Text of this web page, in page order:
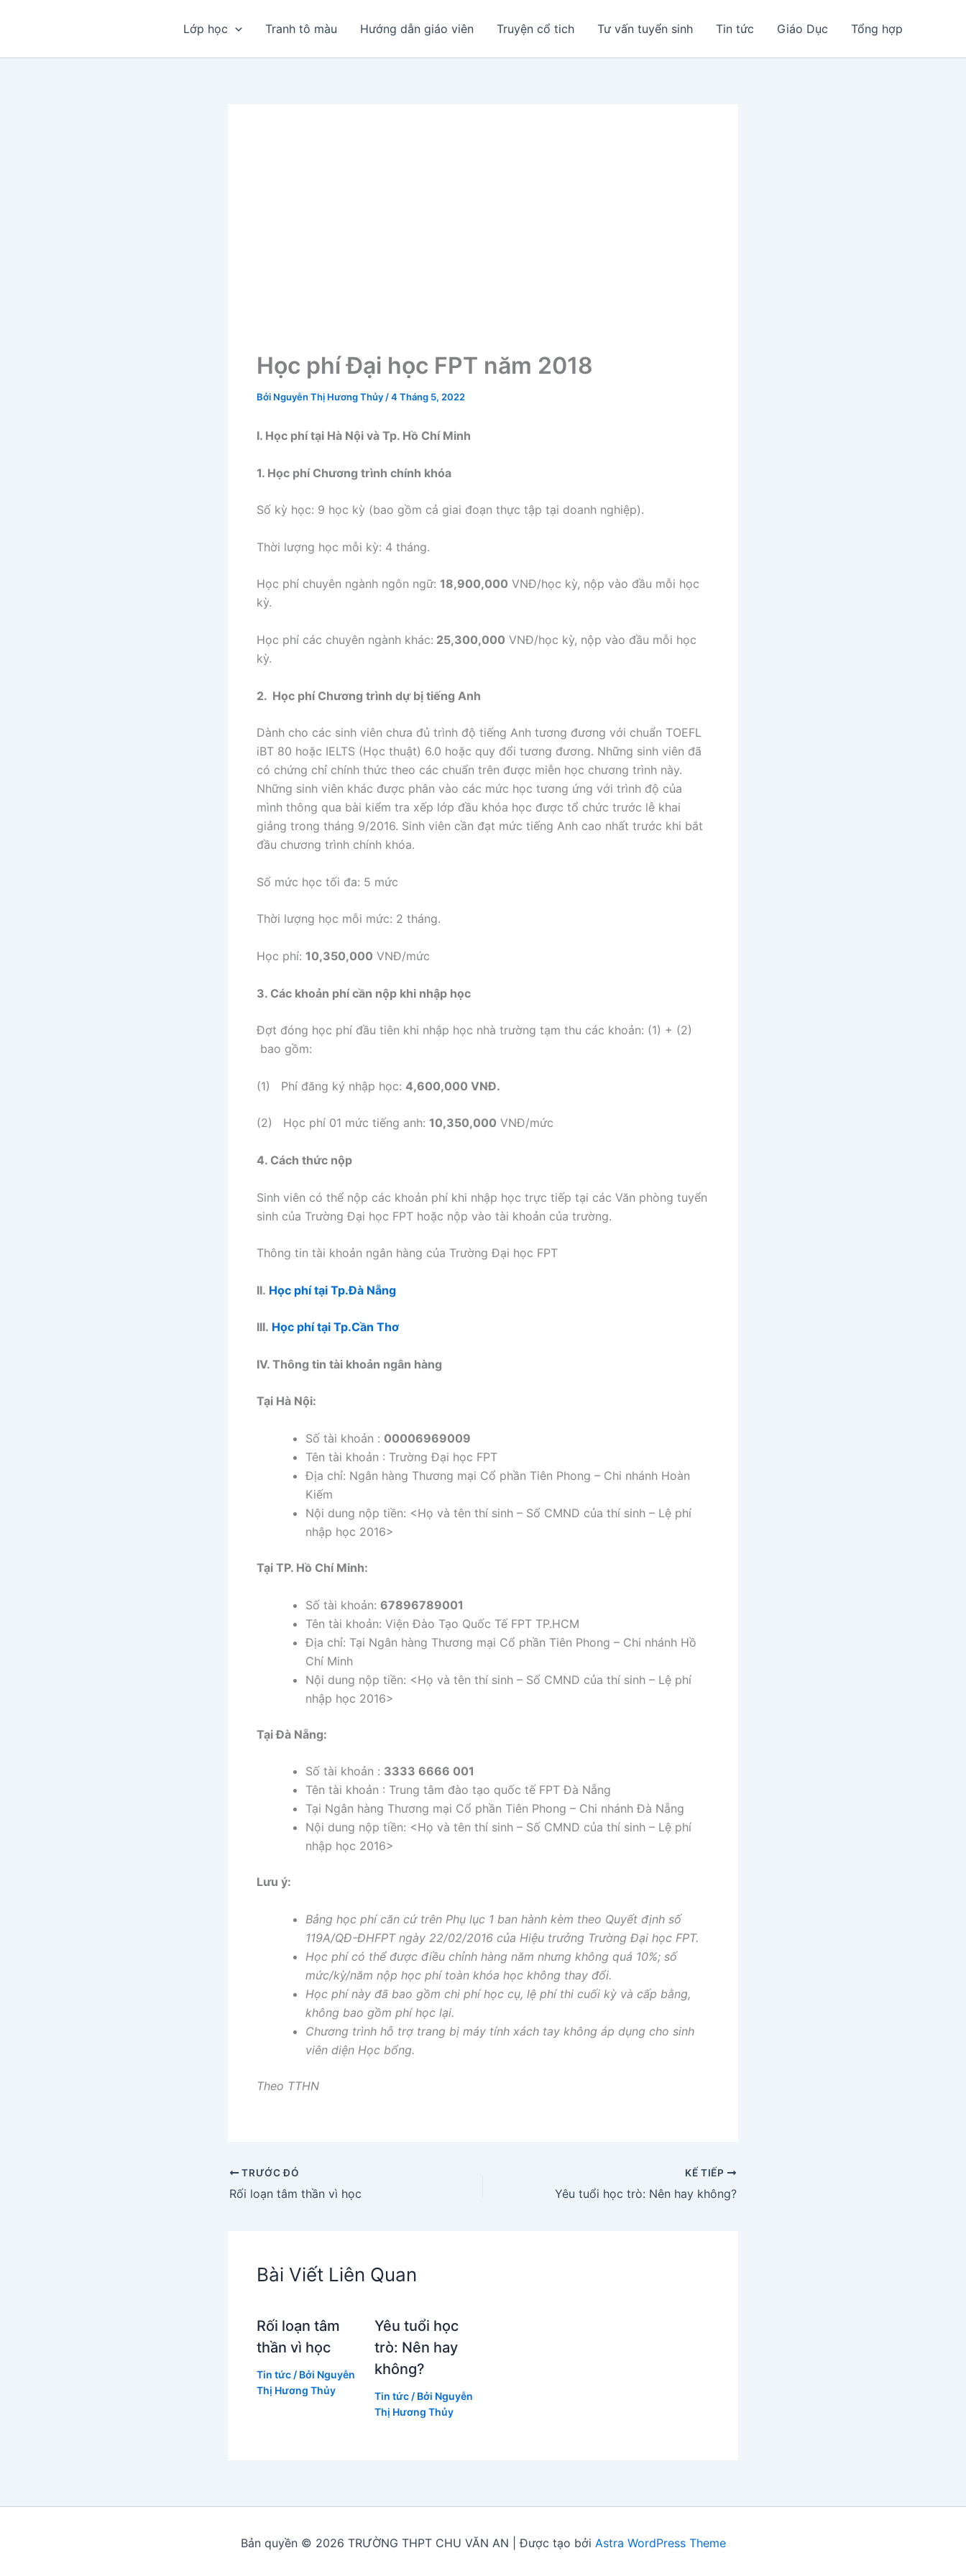
Lớp học Tranh tô màu Hướng dẫn giáo viên Truyện cổ tich Tư vấn tuyển sinh Tin tức Giáo Dục Tổng hợp
Học phí Đại học FPT năm 2018
Bởi Nguyễn Thị Hương Thủy /4 Tháng 5, 2022
I. Học phí tại Hà Nội và Tp. Hồ Chí Minh
1. Học phí Chương trình chính khóa
Số kỳ học: 9 học kỳ (bao gồm cả giai đoạn thực tập tại doanh nghiệp).
Thời lượng học mỗi kỳ: 4 tháng.
Học phí chuyên ngành ngôn ngữ: 18,900,000 VNĐ/học kỳ, nộp vào đầu mỗi học
kỳ.
Học phí các chuyên ngành khác: 25,300,000 VNĐ/học kỳ, nộp vào đầu mỗi học
kỳ.
2. Học phí Chương trình dự bị tiếng Anh
Dành cho các sinh viên chưa đủ trình độ tiếng Anh tương đương với chuẩn TOEFL
iBT 80 hoặc IELTS (Học thuật) 6.0 hoặc quy đổi tương đương. Những sinh viên đã
có chứng chỉ chính thức theo các chuẩn trên được miễn học chương trình này.
Những sinh viên khác được phân vào các mức học tương ứng với trình độ của
mình thông qua bài kiểm tra xếp lớp đầu khóa học được tổ chức trước lễ khai
giảng trong tháng 9/2016. Sinh viên cần đạt mức tiếng Anh cao nhất trước khi bắt
đầu chương trình chính khóa.
Số mức học tối đa: 5 mức
Thời lượng học mỗi mức: 2 tháng.
Học phí: 10,350,000 VNĐ/mức
3. Các khoản phí cần nộp khi nhập học
Đợt đóng học phí đầu tiên khi nhập học nhà trường tạm thu các khoản: (1) + (2)
bao gồm:
(1) Phí đăng ký nhập học: 4,600,000 VNĐ.
(2) Học phí 01 mức tiếng anh: 10,350,000 VNĐ/mức
4. Cách thức nộp
Sinh viên có thể nộp các khoản phí khi nhập học trực tiếp tại các Văn phòng tuyển
sinh của Trường Đại học FPT hoặc nộp vào tài khoản của trường.
Thông tin tài khoản ngân hàng của Trường Đại học FPT
II. Học phí tại Tp.Đà Nẵng
III. Học phí tại Tp.Cần Thơ
IV. Thông tin tài khoản ngân hàng
Tại Hà Nội:
Số tài khoản : 00006969009
Tên tài khoản : Trường Đại học FPT
Địa chỉ: Ngân hàng Thương mại Cổ phần Tiên Phong – Chi nhánh Hoàn
Kiếm
Nội dung nộp tiền: <Họ và tên thí sinh – Số CMND của thí sinh – Lệ phí
nhập học 2016>
Tại TP. Hồ Chí Minh:
Số tài khoản: 67896789001
Tên tài khoản: Viện Đào Tạo Quốc Tế FPT TP.HCM
Địa chỉ: Tại Ngân hàng Thương mại Cổ phần Tiên Phong – Chi nhánh Hồ
Chí Minh
Nội dung nộp tiền: <Họ và tên thí sinh – Số CMND của thí sinh – Lệ phí
nhập học 2016>
Tại Đà Nẵng:
Số tài khoản : 3333 6666 001
Tên tài khoản : Trung tâm đào tạo quốc tế FPT Đà Nẵng
Tại Ngân hàng Thương mại Cổ phần Tiên Phong – Chi nhánh Đà Nẵng
Nội dung nộp tiền: <Họ và tên thí sinh – Số CMND của thí sinh – Lệ phí
nhập học 2016>
Lưu ý:
Bảng học phí căn cứ trên Phụ lục 1 ban hành kèm theo Quyết định số
119A/QĐ-ĐHFPT ngày 22/02/2016 của Hiệu trưởng Trường Đại học FPT.
Học phí có thể được điều chỉnh hàng năm nhưng không quá 10%; số
mức/kỳ/năm nộp học phí toàn khóa học không thay đổi.
Học phí này đã bao gồm chi phí học cụ, lệ phí thi cuối kỳ và cấp bằng,
không bao gồm phí học lại.
Chương trình hỗ trợ trang bị máy tính xách tay không áp dụng cho sinh
viên diện Học bổng.
Theo TTHN
TRƯỚC ĐÓ
Rối loạn tâm thần vì học
KẾ TIẾP
Yêu tuổi học trò: Nên hay không?
Bài Viết Liên Quan
Rối loạn tâm
thần vì học
Tin tức / Bởi Nguyễn
Thị Hương Thủy
Yêu tuổi học
trò: Nên hay
không?
Tin tức/ Bởi Nguyễn
Thị Hương Thủy
Bản quyền © 2026 TRƯỜNG THPT CHU VĂN AN | Được tạo bởi Astra WordPress Theme